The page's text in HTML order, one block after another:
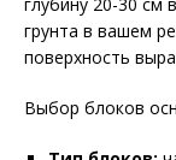
грунта в вашем
поверхность
Выбор блоков